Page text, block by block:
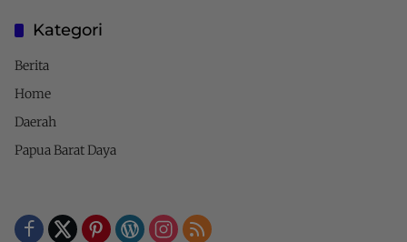
Kategori
Berita
Home
Daerah
Papua Barat Daya